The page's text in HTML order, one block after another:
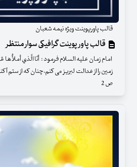
قالب پاورپوینت ویژه نیمه شعبان
قالب پاور پوینت گرافیکی سوار منتظر
امام زمان علیه السلام فرمود : أنَا الَّذي أملأَُها
ص 2